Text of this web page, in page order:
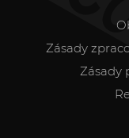
Zásady
Zásady